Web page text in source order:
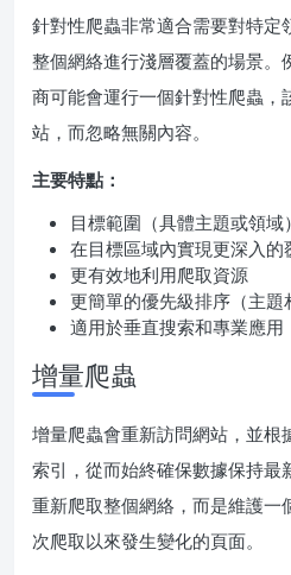
針對性爬蟲非常適合需要對特定
整個網絡進行淺層覆蓋的場景。
商可能會運行一個針對性爬蟲，
站，而忽略無關內容。
主要特點：
目標範圍（具體主題或領域）
在目標區域內實現更深入的
更有效地利用爬取資源
更簡單的優先級排序（主題
適用於垂直搜索和專業應用
增量爬蟲
增量爬蟲會重新訪問網站，並根
索引，從而始終確保數據保持最
重新爬取整個網絡，而是維護一
次爬取以來發生變化的頁面。